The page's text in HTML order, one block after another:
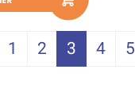
1 2 3 4 5